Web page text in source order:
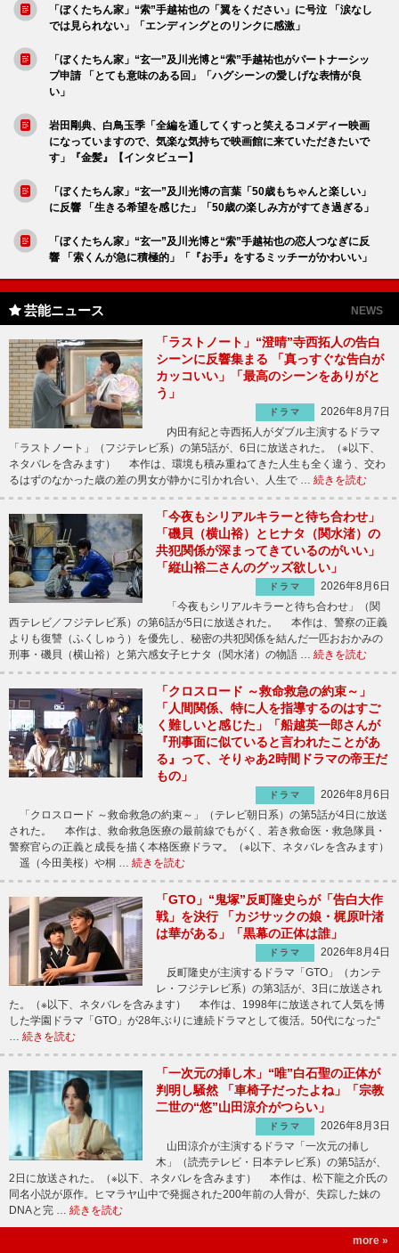
「ぼくたちん家」“索”手越祐也の「翼をください」に号泣 「涙なし
では見られない」「エンディングとのリンクに感激」
「ぼくたちん家」“玄一”及川光博と“索”手越祐也がパートナーシッ
プ申請 「とても意味のある回」「ハグシーンの愛しげな表情が良
い」
岩田剛典、白鳥玉季「全編を通してくすっと笑えるコメディー映画
になっていますので、気楽な気持ちで映画館に来ていただきたいで
す」『金髪』【インタビュー】
「ぼくたちん家」“玄一”及川光博の言葉「50歳もちゃんと楽しい」
に反響 「生きる希望を感じた」「50歳の楽しみ方がすてき過ぎる」
「ぼくたちん家」“玄一”及川光博と“索”手越祐也の恋人つなぎに反
響 「索くんが急に積極的」「『お手』をするミッチーがかわいい」
芸能ニュース NEWS
「ラストノート」“澄晴”寺西拓人の告白
シーンに反響集まる 「真っすぐな告白が
カッコいい」「最高のシーンをありがと
う」
ドラマ
2026年8月7日
内田有紀と寺西拓人がダブル主演するドラマ
「ラストノート」（フジテレビ系）の第5話が、6日に放送された。（※以下、
ネタバレを含みます） 本作は、環境も積み重ねてきた人生も全く違う、交わ
るはずのなかった歳の差の男女が静かに引かれ合い、人生で … 続きを読む
「今夜もシリアルキラーと待ち合わせ」
「磯貝（横山裕）とヒナタ（関水渚）の
共犯関係が深まってきているのがいい」
「縦山裕二さんのグッズ欲しい」
ドラマ
2026年8月6日
「今夜もシリアルキラーと待ち合わせ」（関
西テレビ／フジテレビ系）の第6話が5日に放送された。 本作は、警察の正義
よりも復讐（ふくしゅう）を優先し、秘密の共犯関係を結んだ一匹おおかみの
刑事・磯貝（横山裕）と第六感女子ヒナタ（関水渚）の物語 … 続きを読む
「クロスロード ～救命救急の約束～」
「人間関係、特に人を指導するのはすご
く難しいと感じた」「船越英一郎さんが
『刑事面に似ていると言われたことがあ
る』って、そりゃあ2時間ドラマの帝王だ
もの」
ドラマ
2026年8月6日
「クロスロード ～救命救急の約束～」（テレビ朝日系）の第5話が4日に放送
された。 本作は、救命救急医療の最前線でもがく、若き救命医・救急隊員・
警察官らの正義と成長を描く本格医療ドラマ。（※以下、ネタバレを含みます）
遥（今田美桜）や桐 … 続きを読む
「GTO」“鬼塚”反町隆史らが「告白大作
戦」を決行 「カジサックの娘・梶原叶渚
は華がある」「黒幕の正体は誰」
ドラマ
2026年8月4日
反町隆史が主演するドラマ「GTO」（カンテ
レ・フジテレビ系）の第3話が、3日に放送され
た。（※以下、ネタバレを含みます） 本作は、1998年に放送されて人気を博
した学園ドラマ「GTO」が28年ぶりに連続ドラマとして復活。50代になった“
… 続きを読む
「一次元の挿し木」“唯”白石聖の正体が
判明し騒然 「車椅子だったよね」「宗教
二世の“悠”山田涼介がつらい」
ドラマ
2026年8月3日
山田涼介が主演するドラマ「一次元の挿し
木」（読売テレビ・日本テレビ系）の第5話が、
2日に放送された。（※以下、ネタバレを含みます） 本作は、松下龍之介氏の
同名小説が原作。ヒマラヤ山中で発掘された200年前の人骨が、失踪した妹の
DNAと完 … 続きを読む
more »